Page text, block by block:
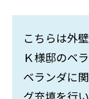
こちらは外
Ｋ様邸のベ
ベランダに